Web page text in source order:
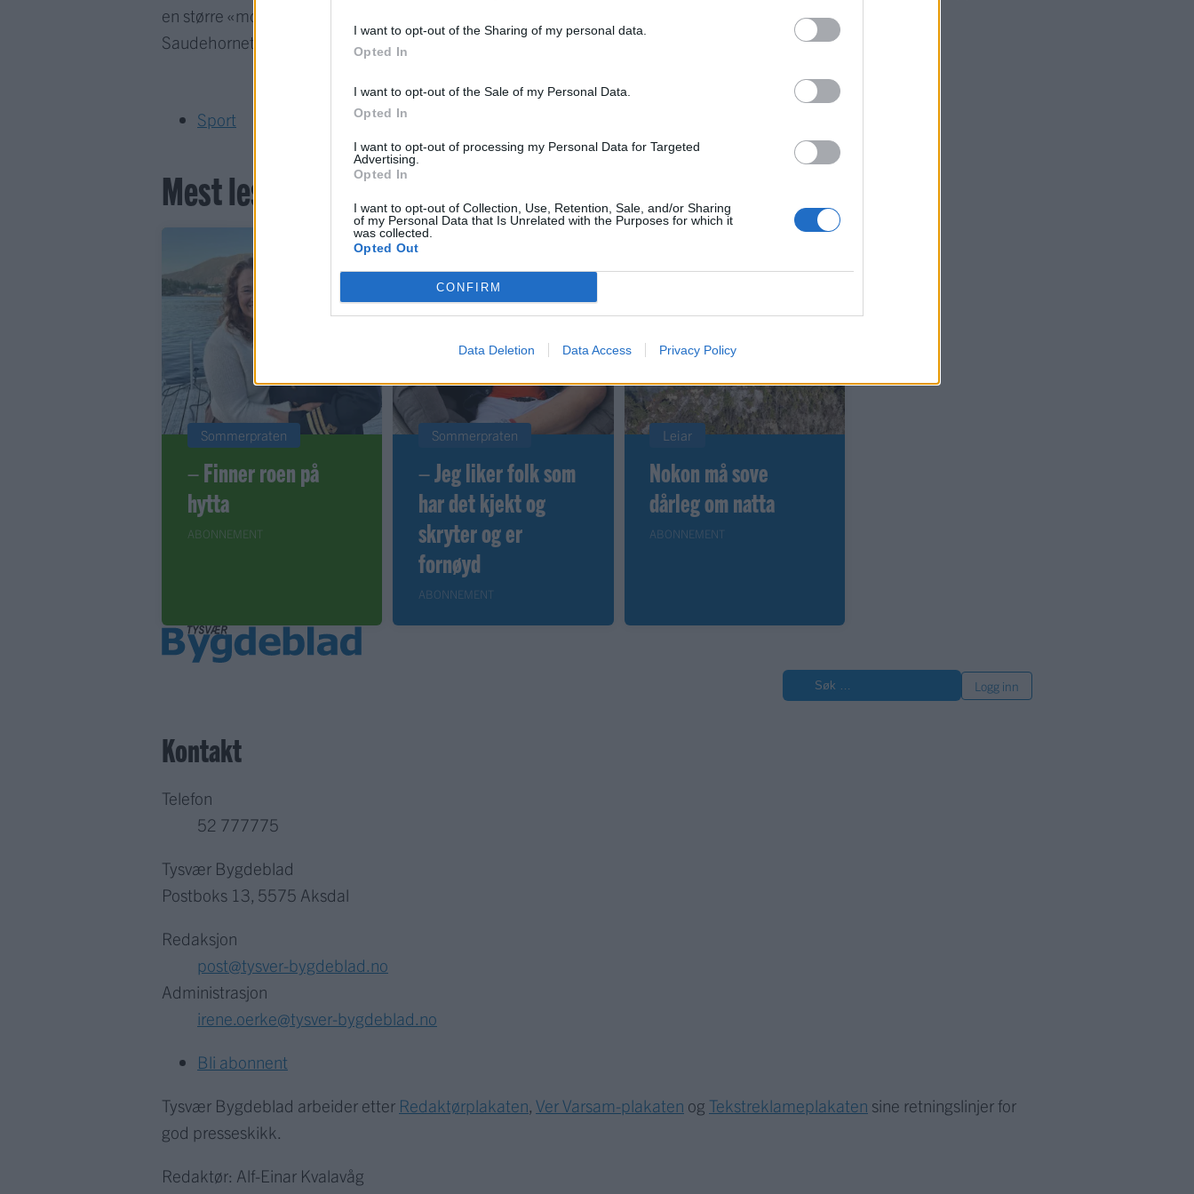
I want to opt-out of the Sharing of my personal data.
Opted In
I want to opt-out of the Sale of my Personal Data.
Opted In
I want to opt-out of processing my Personal Data for Targeted
Advertising.
Opted In
I want to opt-out of Collection, Use, Retention, Sale, and/or Sharing
of my Personal Data that Is Unrelated with the Purposes for which it
was collected.
Opted Out
CONFIRM
Data Deletion Data Access Privacy Policy
en større «motor» for å holde helt inn i de største løpene, sier Stegaberg-løperen.
Saudehornet rett opp har start i Ørsta.
Sport
Mest lest siste syv dager
Sommerpraten
– Finner roen på
hytta
ABONNEMENT
Sommerpraten
– Jeg liker folk som
har det kjekt og
skryter og er
fornøyd
ABONNEMENT
Leiar
Nokon må sove
dårleg om natta
ABONNEMENT
Logg inn
Kontakt
Telefon
52 777775
Tysvær Bygdeblad
Postboks 13, 5575 Aksdal
Redaksjon
post@tysver-bygdeblad.no
Administrasjon
irene.oerke@tysver-bygdeblad.no
Bli abonnent
Tysvær Bygdeblad arbeider etter Redaktørplakaten Ver Varsam-plakaten og Tekstreklameplakaten sine retningslinjer for
god presseskikk.
Redaktør: Alf-Einar Kvalavåg